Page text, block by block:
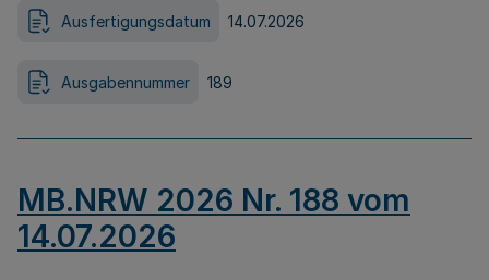
Ausfertigungsdatum 14.07.2026
Ausgabennummer 189
MB.NRW 2026 Nr. 188 vom
14.07.2026